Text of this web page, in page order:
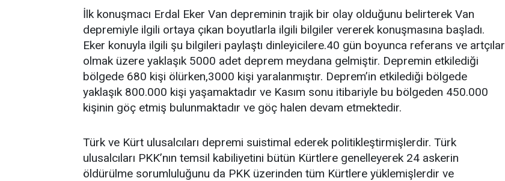
İlk konuşmacı Erdal Eker Van depreminin trajik bir olay olduğunu belirterek Van
depremiyle ilgili ortaya çıkan boyutlarla ilgili bilgiler vererek konuşmasına başladı.
Eker konuyla ilgili şu bilgileri paylaştı dinleyicilere.40 gün boyunca referans ve artçılar
olmak üzere yaklaşık 5000 adet deprem meydana gelmiştir. Depremin etkilediği
bölgede 680 kişi ölürken,3000 kişi yaralanmıştır. Deprem’in etkilediği bölgede
yaklaşık 800.000 kişi yaşamaktadır ve Kasım sonu itibariyle bu bölgeden 450.000
kişinin göç etmiş bulunmaktadır ve göç halen devam etmektedir.
Türk ve Kürt ulusalcıları depremi suistimal ederek politikleştirmişlerdir. Türk
ulusalcıları PKK’nın temsil kabiliyetini bütün Kürtlere genelleyerek 24 askerin
öldürülme sorumluluğunu da PKK üzerinden tüm Kürtlere yüklemişlerdir ve